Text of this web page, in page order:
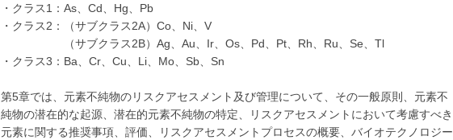
・クラス1：As、Cd、Hg、Pb
・クラス2：（サブクラス2A）Co、Ni、V
（サブクラス2B）Ag、Au、Ir、Os、Pd、Pt、Rh、Ru、Se、Tl
・クラス3：Ba、Cr、Cu、Li、Mo、Sb、Sn
第5章では、元素不純物のリスクアセスメント及び管理について、その一般原則、元素不
純物の潜在的な起源、潜在的元素不純物の特定、リスクアセスメントにおいて考慮すべき
元素に関する推奨事項、評価、リスクアセスメントプロセスの概要、バイオテクノロジー